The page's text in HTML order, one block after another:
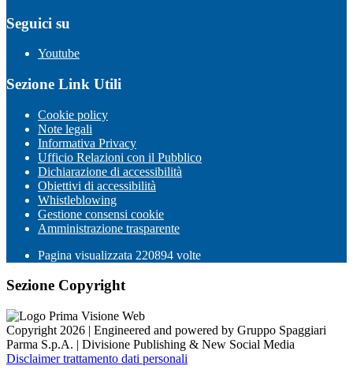
Seguici su
Youtube
Sezione Link Utili
Cookie policy
Note legali
Informativa Privacy
Ufficio Relazioni con il Pubblico
Dichiarazione di accessibilità
Obiettivi di accessibilità
Whistleblowing
Gestione consensi cookie
Amministrazione trasparente
Pagina visualizzata 220894 volte
Sezione Copyright
Copyright 2026 | Engineered and powered by Gruppo Spaggiari
Parma S.p.A. | Divisione Publishing & New Social Media
Disclaimer trattamento dati personali